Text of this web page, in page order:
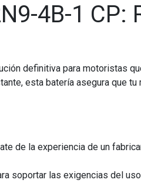
4B-1
definitiva para motoristas
esta batería asegura que
de la experiencia de un
soportar las exigencias del